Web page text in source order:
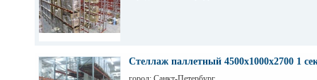
Стеллаж паллетный 4500х1000х2700 1